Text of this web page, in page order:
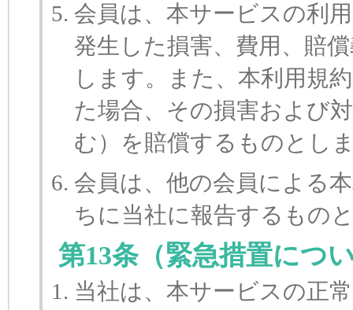
会員は、本サービスの利
発生した損害、費用、賠
します。また、本利用規
た場合、その損害および
む）を賠償するものとし
会員は、他の会員による
ちに当社に報告するもの
第13条（緊急措置につ
当社は、本サービスの正